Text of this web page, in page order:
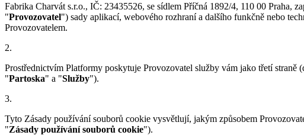
Fabrika Charvát s.r.o., IČ: 23435526, se sídlem Příčná 1892/4, 110 00 Praha,
"Provozovatel") sady aplikací, webového rozhraní a dalšího funkčně nebo
Provozovatelem.
2.
Prostřednictvím Platformy poskytuje Provozovatel služby vám jako třetí straně
"Partoska" a "Služby").
3.
Tyto Zásady používání souborů cookie vysvětlují, jakým způsobem
"Zásady používání souborů cookie").